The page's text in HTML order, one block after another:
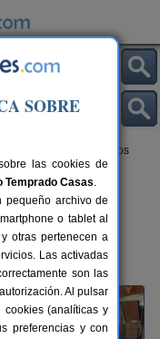
> Apartamentos
(Cáceres)
plazas
55 km de
SOBRE
las cookies de
Temprado Casas.
pequeño archivo de
o tablet al
otras pertenecen a
Las activadas
son las
Al pulsar
(analíticas y
preferencias y con